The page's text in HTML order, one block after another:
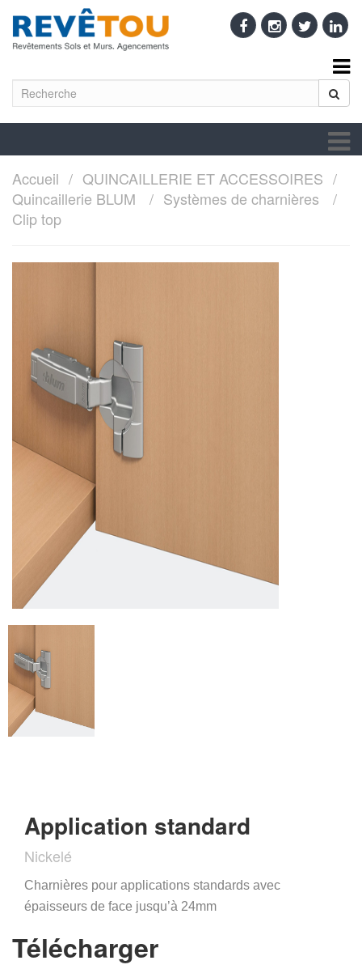
Accueil
QUINCAILLERIE ET ACCESSOIRES
Quincaillerie BLUM
Systèmes de charnières
Clip top
Application standard
Nickelé
Charnières pour applications standards avec
épaisseurs de face jusqu’à 24mm
Télécharger